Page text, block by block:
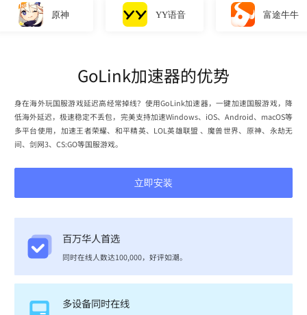
原神 YY语音 富途牛牛
GoLink加速器的优势
身在海外玩国服游戏延迟高经常掉线？使用GoLink加速器，一键加速国服游戏，降
低海外延迟，极速稳定不丢包，完美支持加速Windows、iOS、Android、macOS等
多平台使用，加速王者荣耀、和平精英、LOL英雄联盟 、魔兽世界、原神、永劫无
间、剑网3、CS:GO等国服游戏。
立即安装
百万华人首选
同时在线人数达100,000，好评如潮。
多设备同时在线